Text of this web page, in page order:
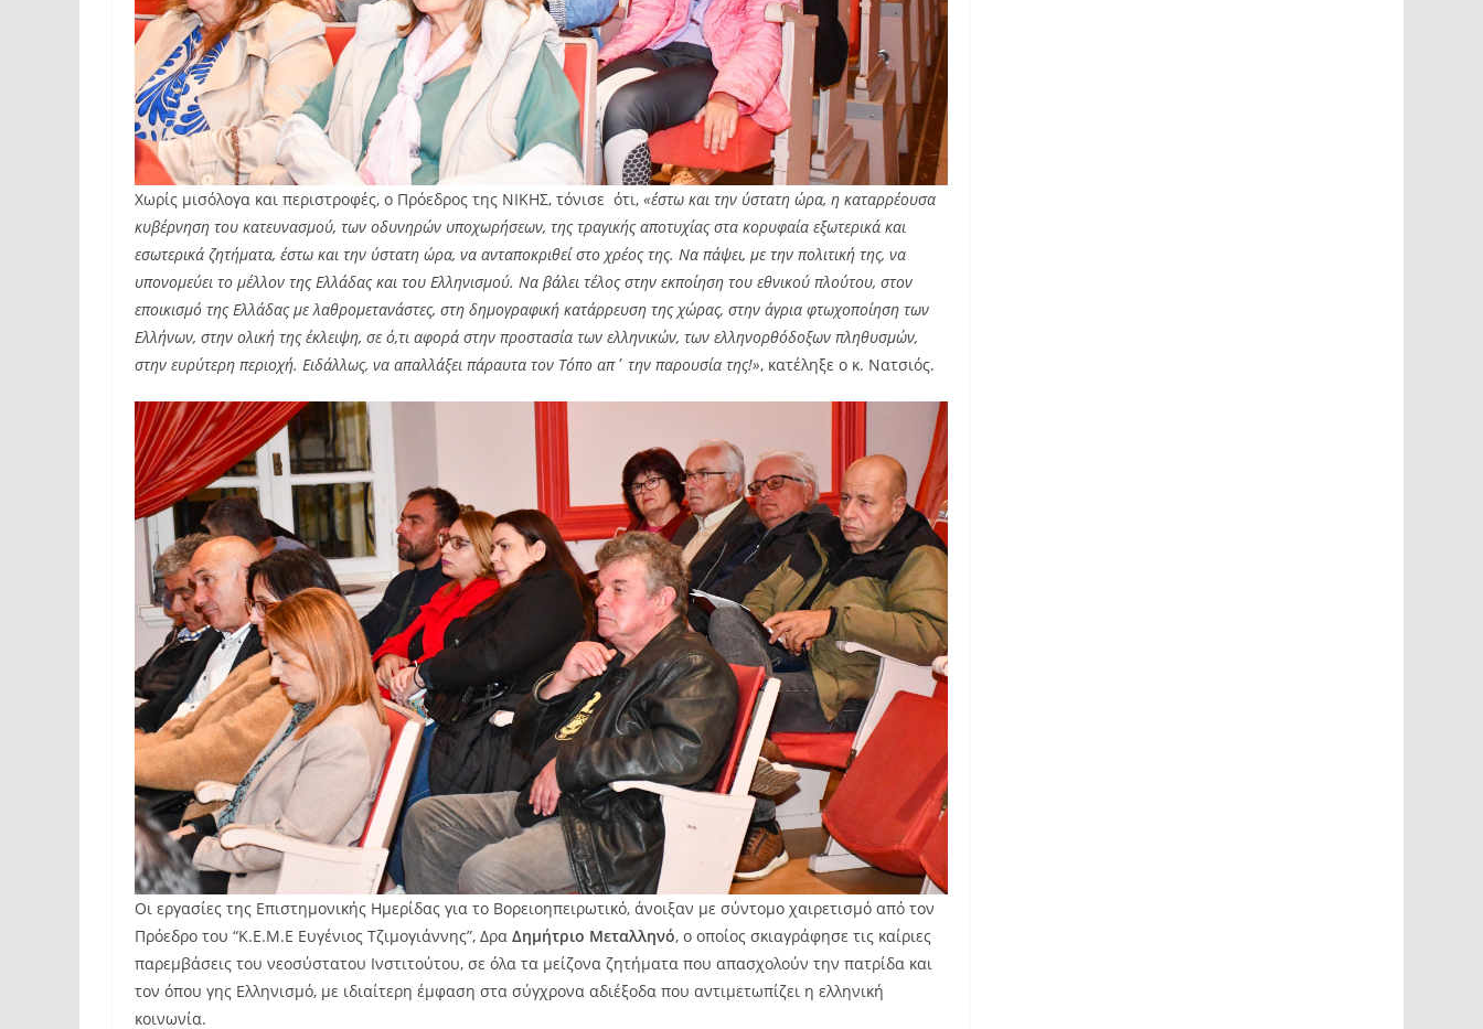
Χωρίς μισόλογα και περιστροφές, ο Πρόεδρος της ΝΙΚΗΣ, τόνισε ότι, «έστω και την ύστατη ώρα, η καταρρέουσα
κυβέρνηση του κατευνασμού, των οδυνηρών υποχωρήσεων, της τραγικής αποτυχίας στα κορυφαία εξωτερικά και
εσωτερικά ζητήματα, έστω και την ύστατη ώρα, να ανταποκριθεί στο χρέος της. Να πάψει, με την πολιτική της, να
υπονομεύει το μέλλον της Ελλάδας και του Ελληνισμού. Να βάλει τέλος στην εκποίηση του εθνικού πλούτου, στον
εποικισμό της Ελλάδας με λαθρομετανάστες, στη δημογραφική κατάρρευση της χώρας, στην άγρια φτωχοποίηση των
Ελλήνων, στην ολική της έκλειψη, σε ό,τι αφορά στην προστασία των ελληνικών, των ελληνορθόδοξων πληθυσμών,
στην ευρύτερη περιοχή. Ειδάλλως, να απαλλάξει πάραυτα τον Τόπο απ΄ την παρουσία της!», κατέληξε ο κ. Νατσιός.
Οι εργασίες της Επιστημονικής Ημερίδας για το Βορειοηπειρωτικό, άνοιξαν με σύντομο χαιρετισμό από τον
Πρόεδρο του “Κ.Ε.Μ.Ε Ευγένιος Τζιμογιάννης”, Δρα Δημήτριο Μεταλληνό, ο οποίος σκιαγράφησε τις καίριες
παρεμβάσεις του νεοσύστατου Ινστιτούτου, σε όλα τα μείζονα ζητήματα που απασχολούν την πατρίδα και
τον όπου γης Ελληνισμό, με ιδιαίτερη έμφαση στα σύγχρονα αδιέξοδα που αντιμετωπίζει η ελληνική
κοινωνία.